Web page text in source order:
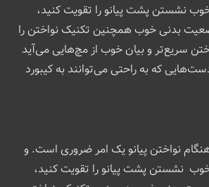
نشستن پشت پیانو را تقویت کنید،
بدنی خوب همچنین تکنیک نواختن را
سریع‌تر و بیان خوب از مچ‌هایی می‌آید
که به راحتی می‌توانند به کیبورد
نواختن پیانو یک امر ضروری است. و
نشستن پشت پیانو را تقویت کنید،